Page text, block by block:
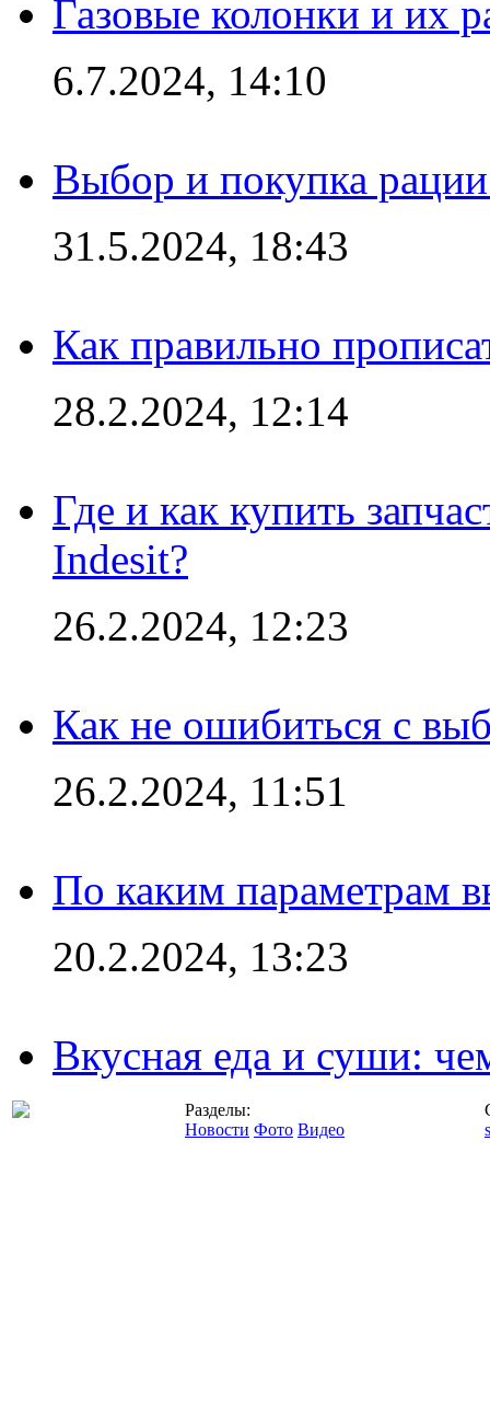
Газовые колонки и их
6.7.2024, 14:10
Выбор и покупка
31.5.2024, 18:43
Как правильно
28.2.2024, 12:14
Где и как купить
Indesit?
26.2.2024, 12:23
Как не ошибиться с
26.2.2024, 11:51
По каким параметрам
20.2.2024, 13:23
Вкусная еда и суши:
Разделы:
Новости Фото Видео